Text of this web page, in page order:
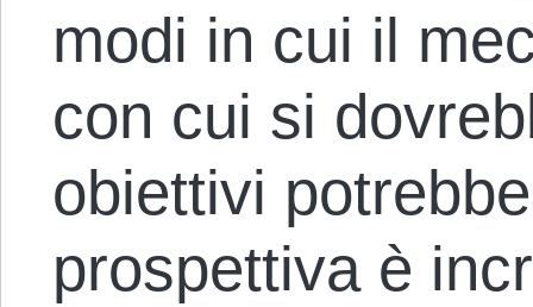
modi in cui il
con cui si
obiettivi
prospettiva è